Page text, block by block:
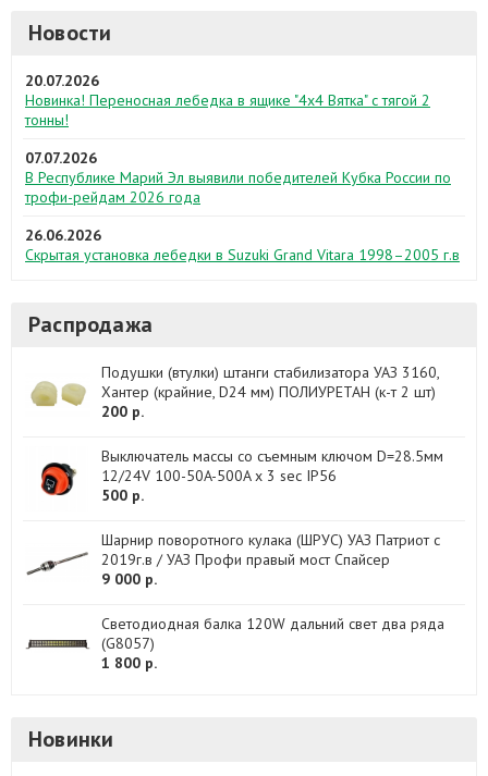
Новости
20.07.2026
Новинка! Переносная лебедка в ящике "4х4 Вятка" с тягой 2
тонны!
07.07.2026
В Республике Марий Эл выявили победителей Кубка России по
трофи-рейдам 2026 года
26.06.2026
Скрытая установка лебедки в Suzuki Grand Vitara 1998–2005 г.в
Распродажа
Подушки (втулки) штанги стабилизатора УАЗ 3160,
Хантер (крайние, D24 мм) ПОЛИУРЕТАН (к-т 2 шт)
200 р.
Выключатель массы со съемным ключом D=28.5мм
12/24V 100-50A-500A x 3 sec IP56
500 р.
Шарнир поворотного кулака (ШРУС) УАЗ Патриот с
2019г.в / УАЗ Профи правый мост Спайсер
9 000 р.
Светодиодная балка 120W дальний свет два ряда
(G8057)
1 800 р.
Новинки